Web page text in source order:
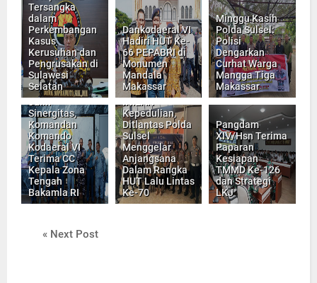
Tersangka
dalam
Perkembangan
Kasus
Kerusuhan dan
Pengrusakan di
Sulawesi
Selatan
Dankodaeral VI
Hadiri HUT Ke-
66 PEPABRI di
Monumen
Mandala
Makassar
Minggu Kasih
Polda Sulsel:
Polisi
Dengarkan
Curhat Warga
Mangga Tiga
Makassar
Sinergitas,
Komandan
Komando
Kodaeral VI
Terima CC
Kepala Zona
Tengah
Bakamla RI
Kepedulian,
Ditlantas Polda
Sulsel
Menggelar
Anjangsana
Dalam Rangka
HUT Lalu Lintas
Ke-70
Pangdam
XIV/Hsn Terima
Paparan
Kesiapan
TMMD Ke-126
dan Strategi
LKJ
« Next Post